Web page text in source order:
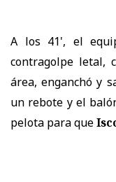
A los 41', el
contragolpe letal,
área, enganchó y
un rebote y el
pelota para que